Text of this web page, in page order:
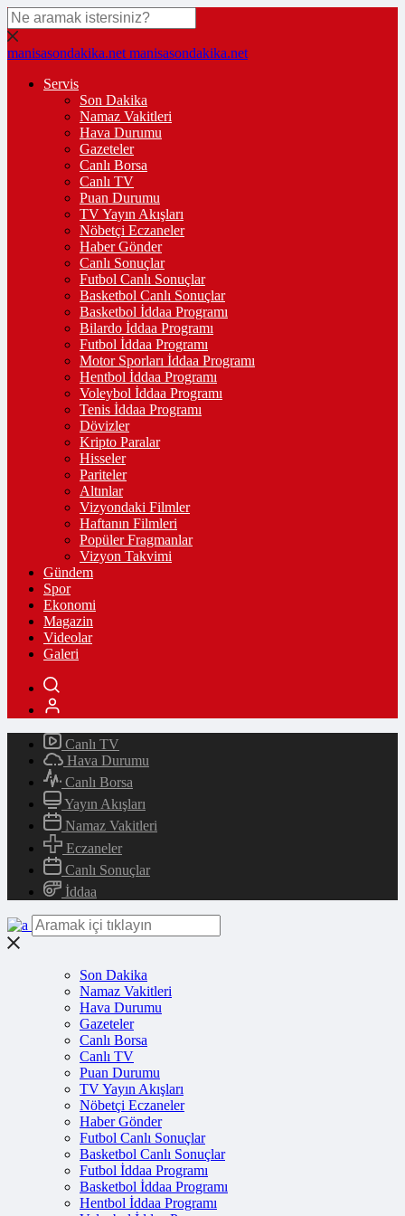
manisasondakika.net manisasondakika.net
Servis
Son Dakika
Namaz Vakitleri
Hava Durumu
Gazeteler
Canlı Borsa
Canlı TV
Puan Durumu
TV Yayın Akışları
Nöbetçi Eczaneler
Haber Gönder
Canlı Sonuçlar
Futbol Canlı Sonuçlar
Basketbol Canlı Sonuçlar
Basketbol İddaa Programı
Bilardo İddaa Programı
Futbol İddaa Programı
Motor Sporları İddaa Programı
Hentbol İddaa Programı
Voleybol İddaa Programı
Tenis İddaa Programı
Dövizler
Kripto Paralar
Hisseler
Pariteler
Altınlar
Vizyondaki Filmler
Haftanın Filmleri
Popüler Fragmanlar
Vizyon Takvimi
Gündem
Spor
Ekonomi
Magazin
Videolar
Galeri
Canlı TV
Hava Durumu
Canlı Borsa
Yayın Akışları
Namaz Vakitleri
Eczaneler
Canlı Sonuçlar
İddaa
Son Dakika
Namaz Vakitleri
Hava Durumu
Gazeteler
Canlı Borsa
Canlı TV
Puan Durumu
TV Yayın Akışları
Nöbetçi Eczaneler
Haber Gönder
Futbol Canlı Sonuçlar
Basketbol Canlı Sonuçlar
Futbol İddaa Programı
Basketbol İddaa Programı
Hentbol İddaa Programı